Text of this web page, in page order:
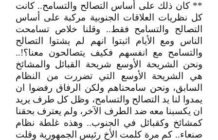
** كان ذلك على أساس التصالح والتسامح.. كانت
كل نظريات العلاقات الجنوبية مركبة على أساس
التصالح والتسامح فقط.. وقلنا خلاص تسامحت
الناس ومع الأيام اثبتوا انهم لم يشتوا التصالح
والتسامح مع انفسهم فكيف يتصالحون معنا؟!..
ونحن الشريحة الأوسع شريحة القبائل والمشائخ
هي الشريحة الأوسع التي تضررت من النظام
السابق، ونحن سامحناهم ولكن الرفاق رفضوا ان
يمدوا لنا يد التصالح والتسامح، وظل كل طرف يريد
ان يكسبنا معه ضد الطرف الآخر، ولم يعترف بحقنا
كمشائخ وكقبائل في الجنوب.. وهذه غلطة نظام
صنعاء.. كم مرة كلمت الأخ رئيس الجمهورية وقلت